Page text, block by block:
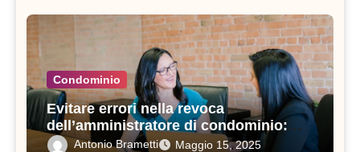
Condominio
Evitare errori nella revoca
dell’amministratore di condominio:
consigli pratici e procedure da seguire
Antonio Brametti Maggio 15, 2025